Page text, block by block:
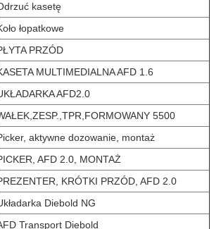
kasetę
łopatkowe
PRZÓD
MULTIMEDIALNA AFD 1.6
AFD2.0
5500
aktywne dozowanie, montaż
AFD 2.0, MONTAŻ
KRÓTKI PRZÓD, AFD 2.0
Diebold NG
Transport Diebold